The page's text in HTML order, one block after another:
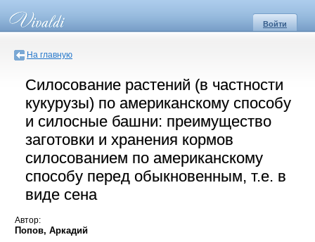
Войти
На главную
Силосование растений (в частности
кукурузы) по американскому способу
и силосные башни: преимущество
заготовки и хранения кормов
силосованием по американскому
способу перед обыкновенным, т.е. в
виде сена
Автор:
Попов, Аркадий